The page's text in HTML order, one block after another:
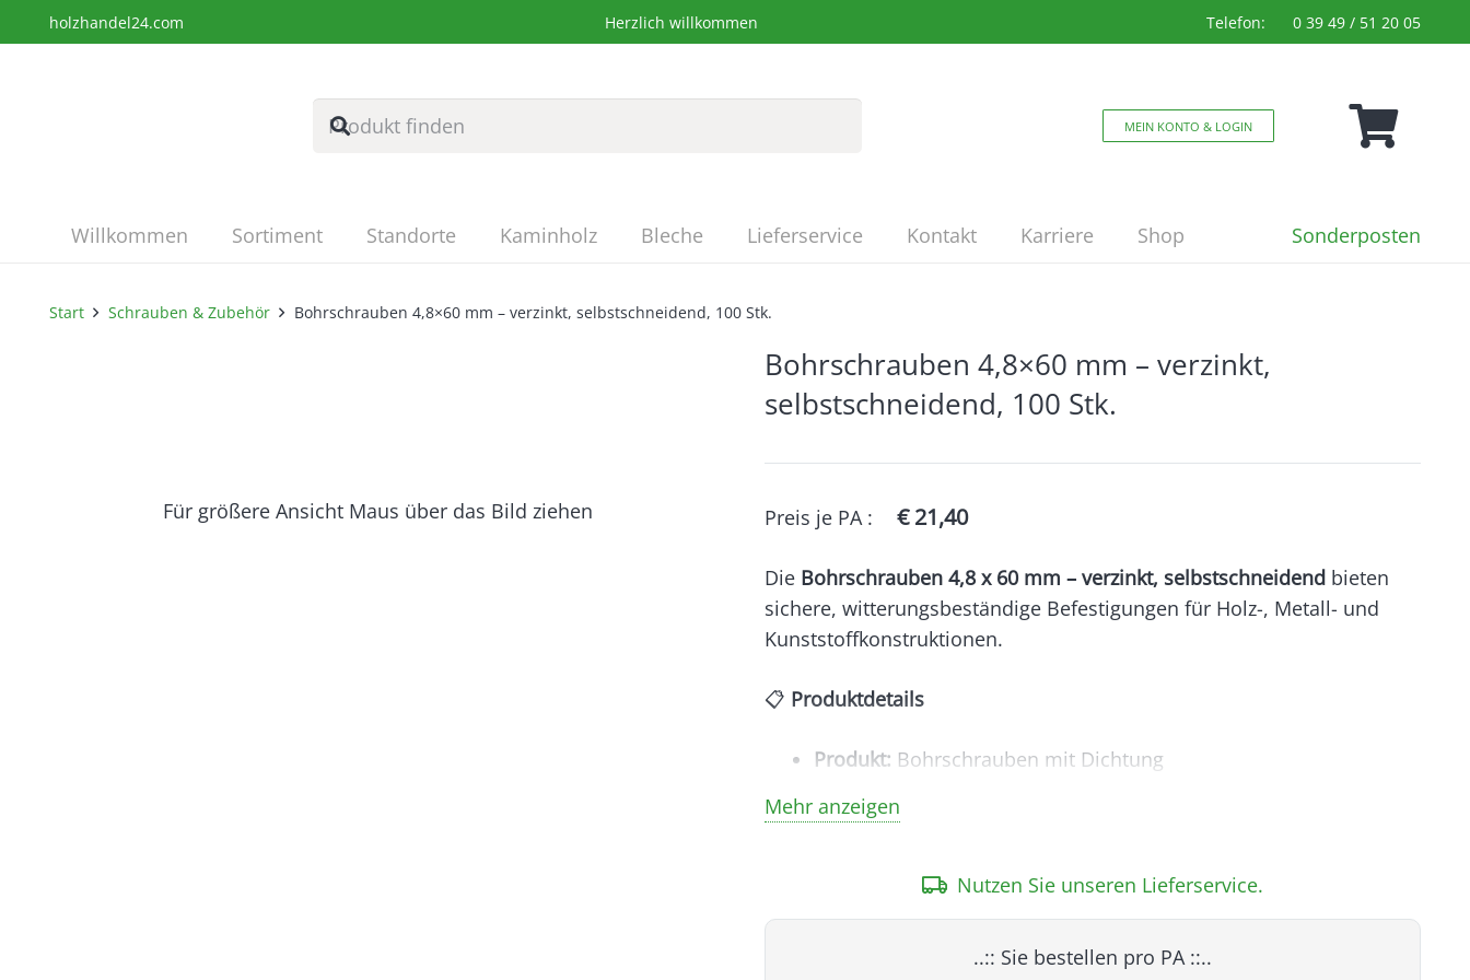
holzhandel24.com Herzlich willkommen Telefon: 0 39 49 / 51 20 05
MEIN KONTO & LOGIN
Willkommen Sortiment Standorte Kaminholz Bleche Lieferservice Kontakt Karriere Shop Sonderposten
Start Schrauben & Zubehör Bohrschrauben 4,8×60 mm – verzinkt, selbstschneidend, 100 Stk.
Für größere Ansicht Maus über das Bild ziehen
Bohrschrauben 4,8×60 mm – verzinkt,
selbstschneidend, 100 Stk.
Preis je PA: €21,40
Die Bohrschrauben 4,8 x 60 mm – verzinkt, selbstschneidend bieten
sichere, witterungsbeständige Befestigungen für Holz-, Metall- und
Kunststoffkonstruktionen.
📋 Produktdetails
Produkt: Bohrschrauben mit Dichtung
Maße:4,8 x 60 mm
verzinkt – korrosionsbeständig
Besonderheiten:selbstschneidend, mit Bohrspitze, inkl. Dichtung
100 Stück
Mehr anzeigen
Nutzen Sie unseren Lieferservice.
..:: Sie bestellen pro PA ::..